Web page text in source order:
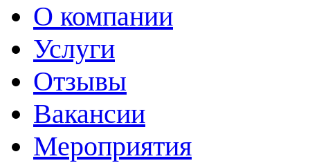
О компании
Услуги
Отзывы
Вакансии
Мероприятия